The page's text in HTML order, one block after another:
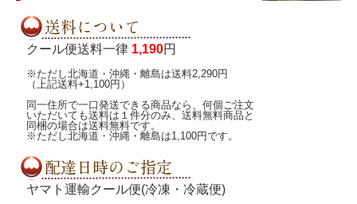
クール便送料一律 1,190円
※ただし北海道・沖縄・離島は送料2,290円
（上記送料+1,100円）
同一住所で一口発送できる商品なら、何個ご注文
いただいても送料は１件分のみ、送料無料商品と
同梱の場合は送料無料です。
※ただし北海道・沖縄・離島は1,100円です。
ヤマト運輸クール便(冷凍・冷蔵便)